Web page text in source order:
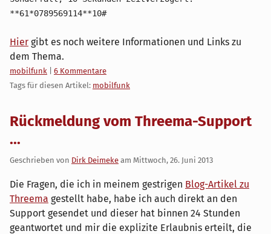
**61*0789569114**10#
Hier gibt es noch weitere Informationen und Links zu
dem Thema.
Kategorien:
mobilfunk
6 Kommentare
Tags für diesen Artikel: mobilfunk
Rückmeldung vom Threema-Support
...
Geschrieben von Dirk Deimeke am Mittwoch, 26. Juni 2013
Die Fragen, die ich in meinem gestrigen Blog-Artikel zu
Threema gestellt habe, habe ich auch direkt an den
Support gesendet und dieser hat binnen 24 Stunden
geantwortet und mir die explizite Erlaubnis erteilt, die